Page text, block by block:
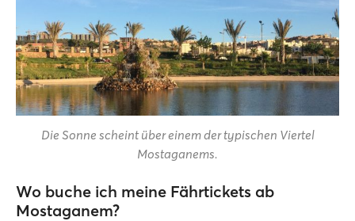
Die Sonne scheint über einem der typischen Viertel
Mostaganems.
Wo buche ich meine Fährtickets ab
Mostaganem?